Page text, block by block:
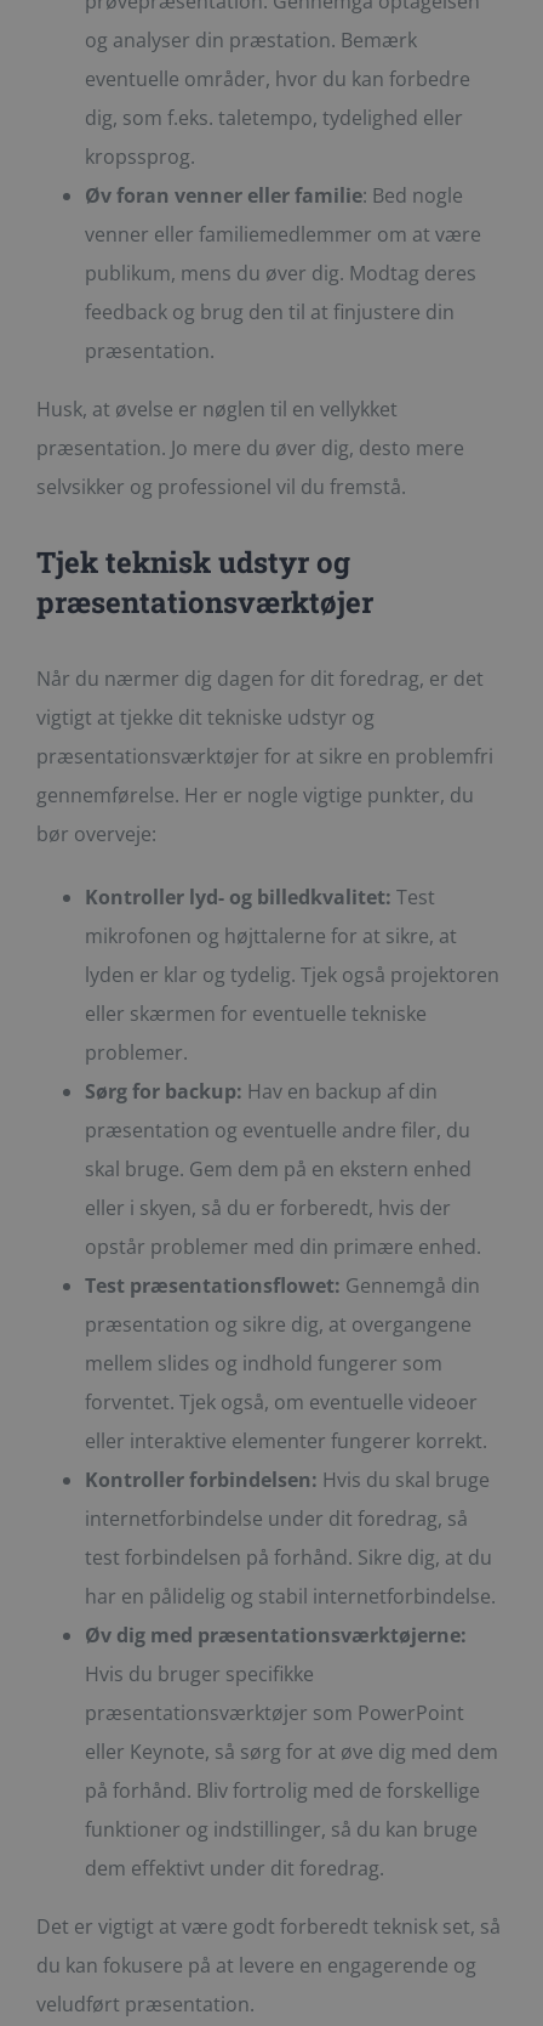
og analyser din præstation. Bemærk
eventuelle områder, hvor du kan forbedre
dig, som f.eks. taletempo, tydelighed eller
kropssprog.
Øv foran venner eller familie: Bed nogle
venner eller familiemedlemmer om at være
publikum, mens du øver dig. Modtag deres
feedback og brug den til at finjustere din
præsentation.
Husk, at øvelse er nøglen til en vellykket
præsentation. Jo mere du øver dig, desto mere
selvsikker og professionel vil du fremstå.
Tjek teknisk udstyr og
præsentationsværktøjer
Når du nærmer dig dagen for dit foredrag, er det
vigtigt at tjekke dit tekniske udstyr og
præsentationsværktøjer for at sikre en problemfri
gennemførelse. Her er nogle vigtige punkter, du
bør overveje:
Kontroller lyd- og billedkvalitet: Test
mikrofonen og højttalerne for at sikre, at
lyden er klar og tydelig. Tjek også projektoren
eller skærmen for eventuelle tekniske
problemer.
Sørg for backup: Hav en backup af din
præsentation og eventuelle andre filer, du
skal bruge. Gem dem på en ekstern enhed
eller i skyen, så du er forberedt, hvis der
opstår problemer med din primære enhed.
Test præsentationsflowet: Gennemgå din
præsentation og sikre dig, at overgangene
mellem slides og indhold fungerer som
forventet. Tjek også, om eventuelle videoer
eller interaktive elementer fungerer korrekt.
Kontroller forbindelsen: Hvis du skal bruge
internetforbindelse under dit foredrag, så
test forbindelsen på forhånd. Sikre dig, at du
har en pålidelig og stabil internetforbindelse.
Øv dig med præsentationsværktøjerne:
Hvis du bruger specifikke
præsentationsværktøjer som PowerPoint
eller Keynote, så sørg for at øve dig med dem
på forhånd. Bliv fortrolig med de forskellige
funktioner og indstillinger, så du kan bruge
dem effektivt under dit foredrag.
Det er vigtigt at være godt forberedt teknisk set, så
du kan fokusere på at levere en engagerende og
veludført præsentation.